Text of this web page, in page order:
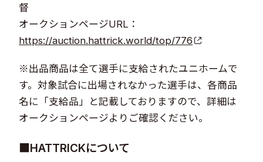
督
オークションページURL：
https://auction.hattrick.world/top/776
※出品商品は全て選手に支給されたユニホームで
す。対象試合に出場されなかった選手は、各商品
名に「支給品」と記載しておりますので、詳細は
オークションページよりご確認ください。
■HATTRICKについて